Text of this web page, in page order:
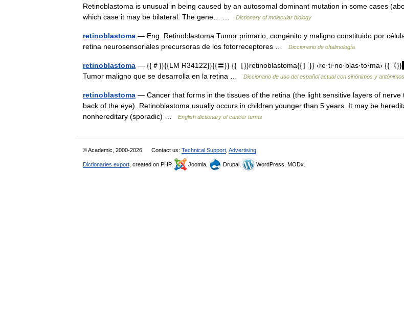
Retinoblastoma is unusual in being caused by an autosomal dominant mutation in some cases
which case it may be bilateral. The gene… …
Dictionary of molecular biology
retinoblastoma — Eng. Retinoblastoma Tumor primario, congénito y maligno constituido por
retina neurosensoriales precursoras de los fotorreceptores …
Diccionario de oftalmología
retinoblastoma — {{＃}}{{LM R34122}}{{〓}} {{［}}retinoblastoma{{］}} ‹re·ti·no·blas·to·ma› {{《
Tumor maligno que se desarrolla en la retina …
Diccionario de uso del español actual con sinónimos y antónimos
retinoblastoma — Cancer that forms in the tissues of the retina (the light sensitive layers of nerve
back of the eye). Retinoblastoma usually occurs in children younger than 5 years. It may be
nonhereditary (sporadic) …
English dictionary of cancer terms
© Academic, 2000-2026 Contact us: Technical Support Advertising
Dictionaries export , created on PHP, Joomla, Drupal, WordPress, MODx.